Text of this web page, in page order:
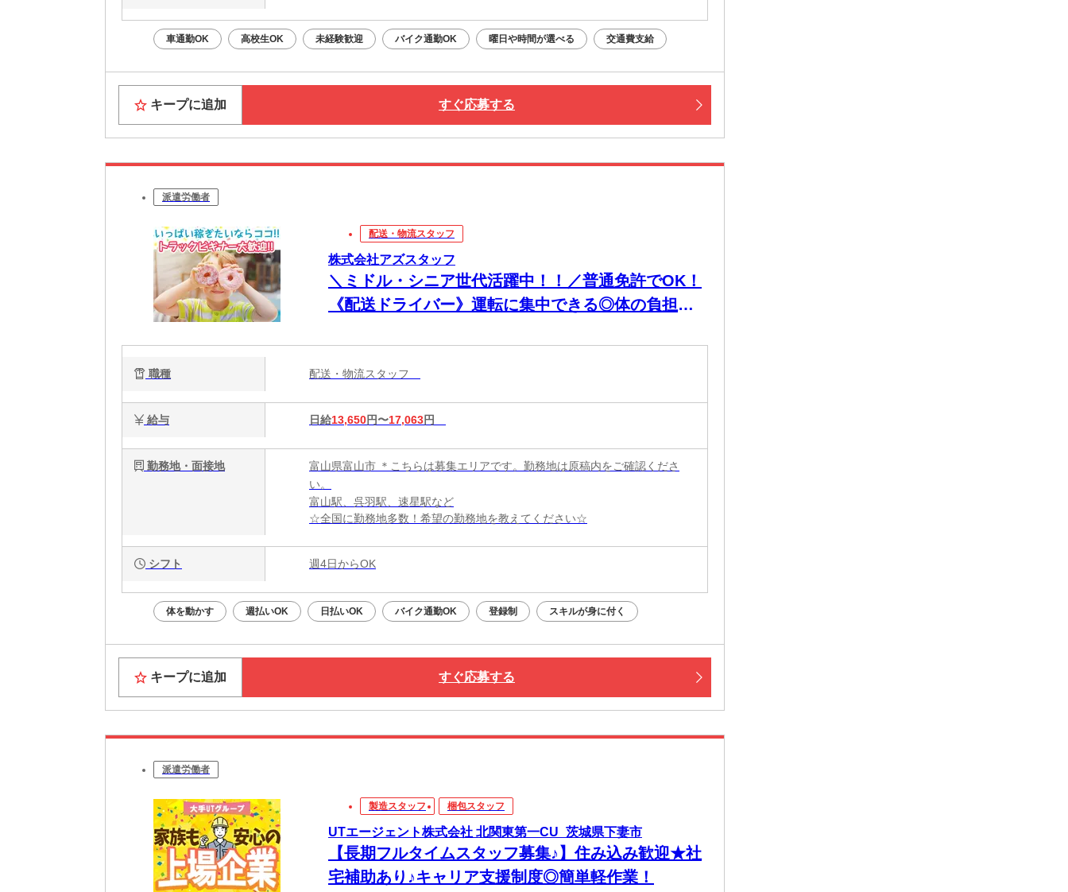
車通勤OK 高校生OK 未経験歓迎 バイク通勤OK 曜日や時間が選べる 交通費支給
キープに追加 すぐ応募する
派遣労働者
配送・物流スタッフ
株式会社アズスタッフ
＼ミドル・シニア世代活躍中！！／普通免許でOK！
《配送ドライバー》運転に集中できる◎体の負担は
職種 配送・物流スタッフ
給与 日給13,650円〜17,063円
勤務地・面接地
富山県富山市 ＊こちらは募集エリアです。勤務地は原稿内をご確認くださ
い。
富山駅、呉羽駅、速星駅など
☆全国に勤務地多数！希望の勤務地を教えてください☆
シフト 週4日からOK
体を動かす 週払いOK 日払いOK バイク通勤OK 登録制 スキルが身に付く
キープに追加 すぐ応募する
派遣労働者
製造スタッフ 梱包スタッフ
UTエージェント株式会社 北関東第一CU_茨城県下妻市
【長期フルタイムスタッフ募集♪】住み込み歓迎★社
宅補助あり♪キャリア支援制度◎簡単軽作業！